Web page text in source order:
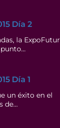
Día 2
la
Día 1
un éxito en el
de…